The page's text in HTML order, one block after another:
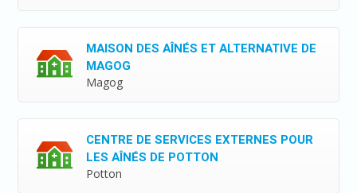
MAISON DES AÎNÉS ET ALTERNATIVE DE
MAGOG
Magog
CENTRE DE SERVICES EXTERNES POUR
LES AÎNÉS DE POTTON
Potton